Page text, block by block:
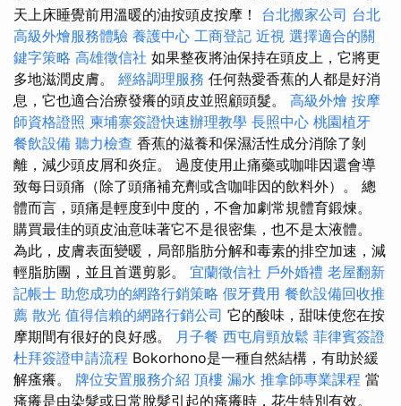
天上床睡覺前用溫暖的油按頭皮按摩！ 台北搬家公司 台北
高級外燴服務體驗 養護中心 工商登記 近視 選擇適合的關
鍵字策略 高雄徵信社 如果整夜將油保持在頭皮上，它將更
多地滋潤皮膚。 經絡調理服務 任何熱愛香蕉的人都是好消
息，它也適合治療發癢的頭皮並照顧頭髮。 高級外燴 按摩
師資格證照 柬埔寨簽證快速辦理教學 長照中心 桃園植牙
餐飲設備 聽力檢查 香蕉的滋養和保濕活性成分消除了剝
離，減少頭皮屑和炎症。 過度使用止痛藥或咖啡因還會導
致每日頭痛（除了頭痛補充劑或含咖啡因的飲料外）。 總
體而言，頭痛是輕度到中度的，不會加劇常規體育鍛煉。
購買最佳的頭皮油意味著它不是很密集，也不是太液體。
為此，皮膚表面變暖，局部脂肪分解和毒素的排空加速，減
輕脂肪團，並且首選剪影。 宜蘭徵信社 戶外婚禮 老屋翻新
記帳士 助您成功的網路行銷策略 假牙費用 餐飲設備回收推
薦 散光 值得信賴的網路行銷公司 它的酸味，甜味使您在按
摩期間有很好的良好感。 月子餐 西屯肩頸放鬆 菲律賓簽證
杜拜簽證申請流程 Bokorhono是一種自然結構，有助於緩
解瘙癢。 牌位安置服務介紹 頂樓 漏水 推拿師專業課程 當
瘙癢是由染髮或日常脫髮引起的瘙癢時，花生特別有效。